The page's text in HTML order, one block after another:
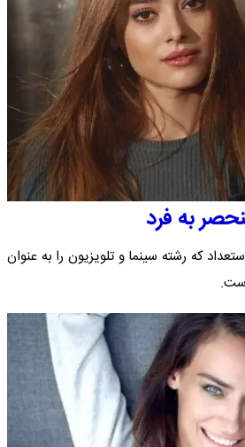
به فرد
که رشته سینما و تلویزیون را به عنوان